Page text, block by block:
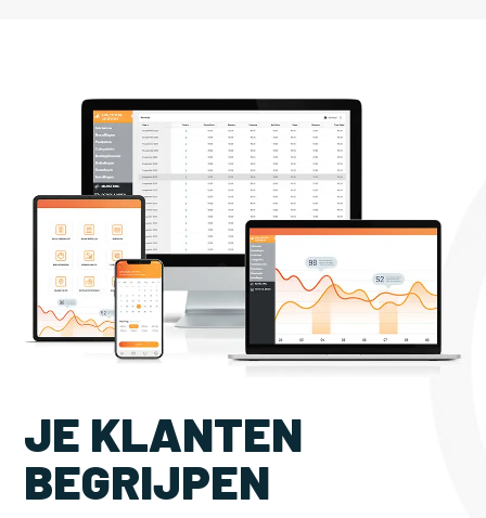
JE KLANTEN
BEGRIJPEN